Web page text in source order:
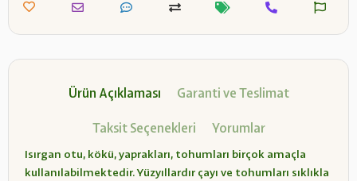
Ürün Açıklaması Garanti ve Teslimat
Taksit Seçenekleri Yorumlar
Isırgan otu, kökü, yaprakları, tohumları birçok amaçla
kullanılabilmektedir. Yüzyıllardır çayı ve tohumları sıklıkla